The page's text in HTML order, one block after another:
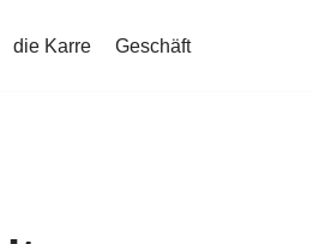
die Karre Geschäft